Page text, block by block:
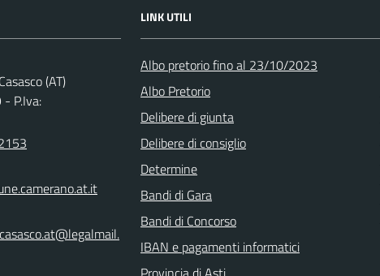
(AT)
P.Iva:
LINK UTILI
Albo pretorio fino al 23/10/2023
Albo Pretorio
Delibere di giunta
Delibere di consiglio
Determine
Bandi di Gara
Bandi di Concorso
IBAN e pagamenti informatici